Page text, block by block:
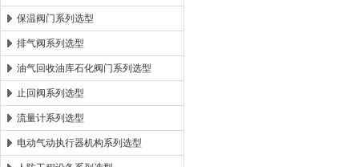
保温阀门系列选型
排气阀系列选型
油气回收油库石化阀门系列选型
止回阀系列选型
流量计系列选型
电动气动执行器机构系列选型